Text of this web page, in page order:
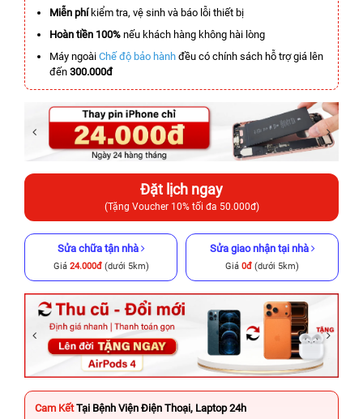
Miễn phíkiểm tra, vệ sinh và báo lỗi thiết bị
Hoàn tiền 100% nếu khách hàng không hài lòng
Máy ngoài Chế độ bảo hành đều có chính sách hỗ trợ giá lên
đến 300.000đ
Đặt lịch ngay
(Tặng Voucher 10% tối đa 50.000đ)
Sửa chữa tận nhà
Giá 24.000đ(dưới 5km)
Sửa giao nhận tại nhà
Giá 0đ (dưới 5km)
Cam Kết Tại Bệnh Viện Điện Thoại, Laptop 24h